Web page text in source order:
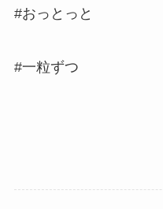
#おっとっと
#一粒ずつ